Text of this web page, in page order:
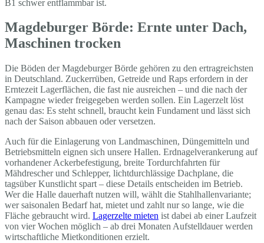
B1 schwer entflammbar ist.
Magdeburger Börde: Ernte unter Dach,
Maschinen trocken
Die Böden der Magdeburger Börde gehören zu den ertragreichsten
in Deutschland. Zuckerrüben, Getreide und Raps erfordern in der
Erntezeit Lagerflächen, die fast nie ausreichen – und die nach der
Kampagne wieder freigegeben werden sollen. Ein Lagerzelt löst
genau das: Es steht schnell, braucht kein Fundament und lässt sich
nach der Saison abbauen oder versetzen.
Auch für die Einlagerung von Landmaschinen, Düngemitteln und
Betriebsmitteln eignen sich unsere Hallen. Erdnagelverankerung auf
vorhandener Ackerbefestigung, breite Tordurchfahrten für
Mähdrescher und Schlepper, lichtdurchlässige Dachplane, die
tagsüber Kunstlicht spart – diese Details entscheiden im Betrieb.
Wer die Halle dauerhaft nutzen will, wählt die Stahlhallenvariante;
wer saisonalen Bedarf hat, mietet und zahlt nur so lange, wie die
Fläche gebraucht wird. Lagerzelte mieten ist dabei ab einer Laufzeit
von vier Wochen möglich – ab drei Monaten Aufstelldauer werden
wirtschaftliche Mietkonditionen erzielt.